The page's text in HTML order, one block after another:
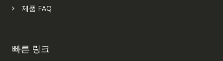
제품 FAQ
빠른 링크